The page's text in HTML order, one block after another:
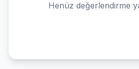
Henüz değerlendirme